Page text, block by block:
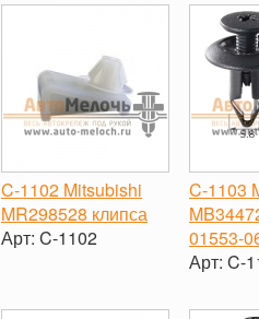
C-1102 Mitsubishi
MR298528 клипса
Арт: C-1102
C-1103
01553-
Арт: C-
-